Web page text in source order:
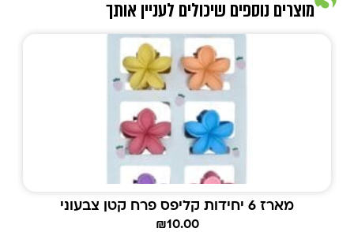
מוצרים נוספים שיכולים לעניין אותך
מארז 6 יחידות קליפס פרח קטן צבעוני
₪10.00